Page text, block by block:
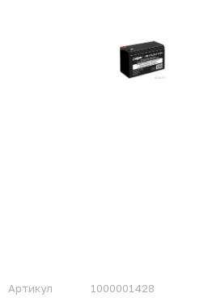
Артикул
1000001428